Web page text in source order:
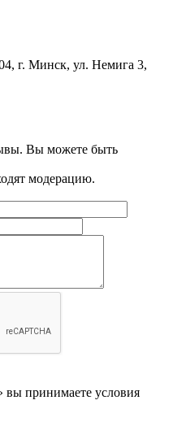
г. Минск, ул. Немига 3,
Вы можете быть
модерацию.
принимаете условия